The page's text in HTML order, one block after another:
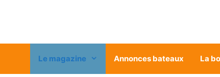
Le magazine Annonces bateaux La